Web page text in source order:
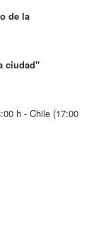
de la
ciudad"
h - Chile (17:00